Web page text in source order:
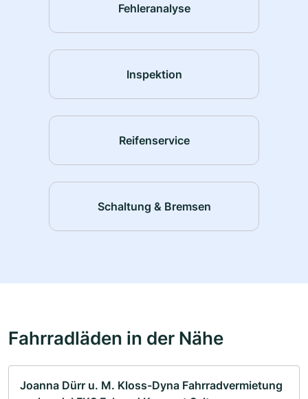
Fehleranalyse
Inspektion
Reifenservice
Schaltung & Bremsen
Fahrradläden in der Nähe
Joanna Dürr u. M. Kloss-Dyna Fahrradvermietung